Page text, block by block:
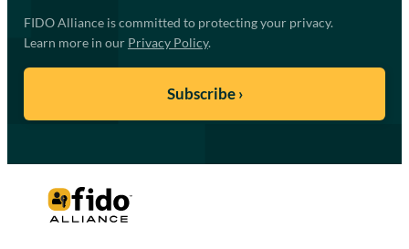
FIDO Alliance is committed to protecting your privacy.
Learn more in our Privacy Policy.